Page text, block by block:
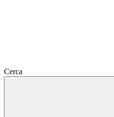
Cerca